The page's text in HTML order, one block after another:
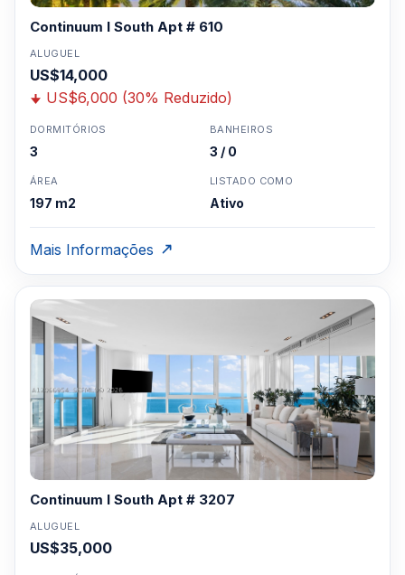
Continuum I South Apt # 610
ALUGUEL
US$14,000
US$6,000 (30% Reduzido)
DORMITÓRIOS
3
BANHEIROS
3 / 0
ÁREA
197 m2
LISTADO COMO
Ativo
Mais Informações
Continuum I South Apt # 3207
ALUGUEL
US$35,000